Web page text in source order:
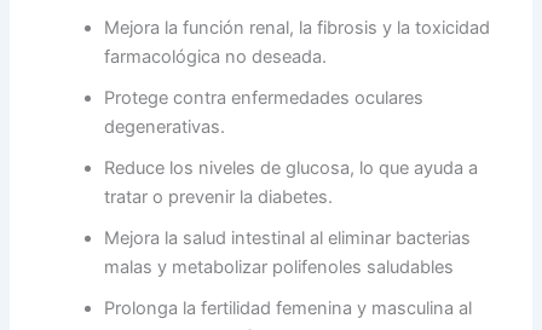
Mejora la función renal, la fibrosis y la toxicidad
farmacológica no deseada.
Protege contra enfermedades oculares
degenerativas.
Reduce los niveles de glucosa, lo que ayuda a
tratar o prevenir la diabetes.
Mejora la salud intestinal al eliminar bacterias
malas y metabolizar polifenoles saludables
Prolonga la fertilidad femenina y masculina al